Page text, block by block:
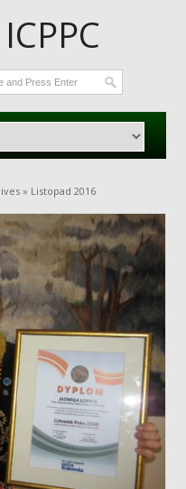
» Listopad 2016